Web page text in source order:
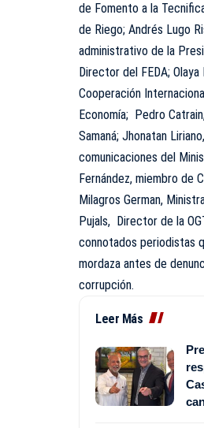
de Fomento a la
de Riego; Andrés Lugo
administrativo de la
Director del FEDA;
Cooperación
Economía; Pedro
Samaná; Jhonatan
comunicaciones del
Fernández, miembro de
Milagros German,
Pujals, Director de la
connotados periodistas
mordaza antes de
corrupción.
Leer Más